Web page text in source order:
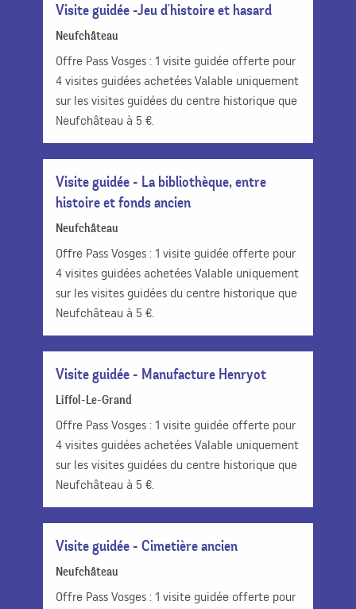
Visite guidée -Jeu d'histoire et hasard
Neufchâteau
Offre Pass Vosges : 1 visite guidée offerte pour
4 visites guidées achetées Valable uniquement
sur les visites guidées du centre historique que
Neufchâteau à 5 €.
Visite guidée - La bibliothèque, entre
histoire et fonds ancien
Neufchâteau
Offre Pass Vosges : 1 visite guidée offerte pour
4 visites guidées achetées Valable uniquement
sur les visites guidées du centre historique que
Neufchâteau à 5 €.
Visite guidée - Manufacture Henryot
Liffol-Le-Grand
Offre Pass Vosges : 1 visite guidée offerte pour
4 visites guidées achetées Valable uniquement
sur les visites guidées du centre historique que
Neufchâteau à 5 €.
Visite guidée - Cimetière ancien
Neufchâteau
Offre Pass Vosges : 1 visite guidée offerte pour